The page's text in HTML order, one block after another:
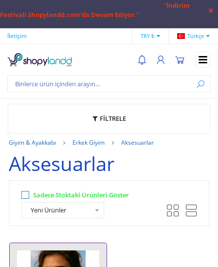
''İndirim
Festivali Shopylandd.com'da Devam Ediyor.''
İletişim Hesap Numaralarımız
TRY ₺ Türkçe
FİLTRELE
Giyim & Ayakkabı Erkek Giyim Aksesuarlar
Aksesuarlar
Sadece Stoktaki Ürünleri Göster
Yeni Ürünler